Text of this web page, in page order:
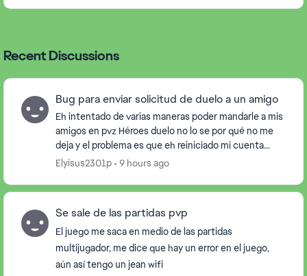
Recent Discussions
Bug para enviar solicitud de duelo a un amigo
Eh intentado de varias maneras poder mandarle a mis
amigos en pvz Héroes duelo no lo se por qué no me
deja y el problema es que eh reiniciado mi cuenta
varias veces y tampoco no me a funcionado. No e...
Elyisus2301p 9 hours ago
Se sale de las partidas pvp
El juego me saca en medio de las partidas
multijugador, me dice que hay un error en el juego,
aún así tengo un jean wifi